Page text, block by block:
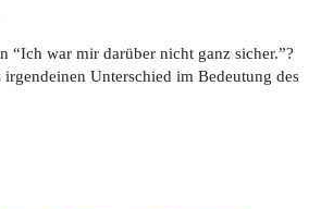
“Ich war mir darüber nicht ganz sicher.”?
Unterschied im Bedeutung des